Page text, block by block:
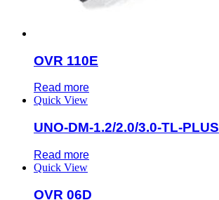
OVR 110E
Read more
Quick View
UNO-DM-1.2/2.0/3.0-TL-PLUS
Read more
Quick View
OVR 06D